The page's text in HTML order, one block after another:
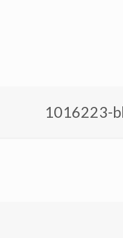
1016223-